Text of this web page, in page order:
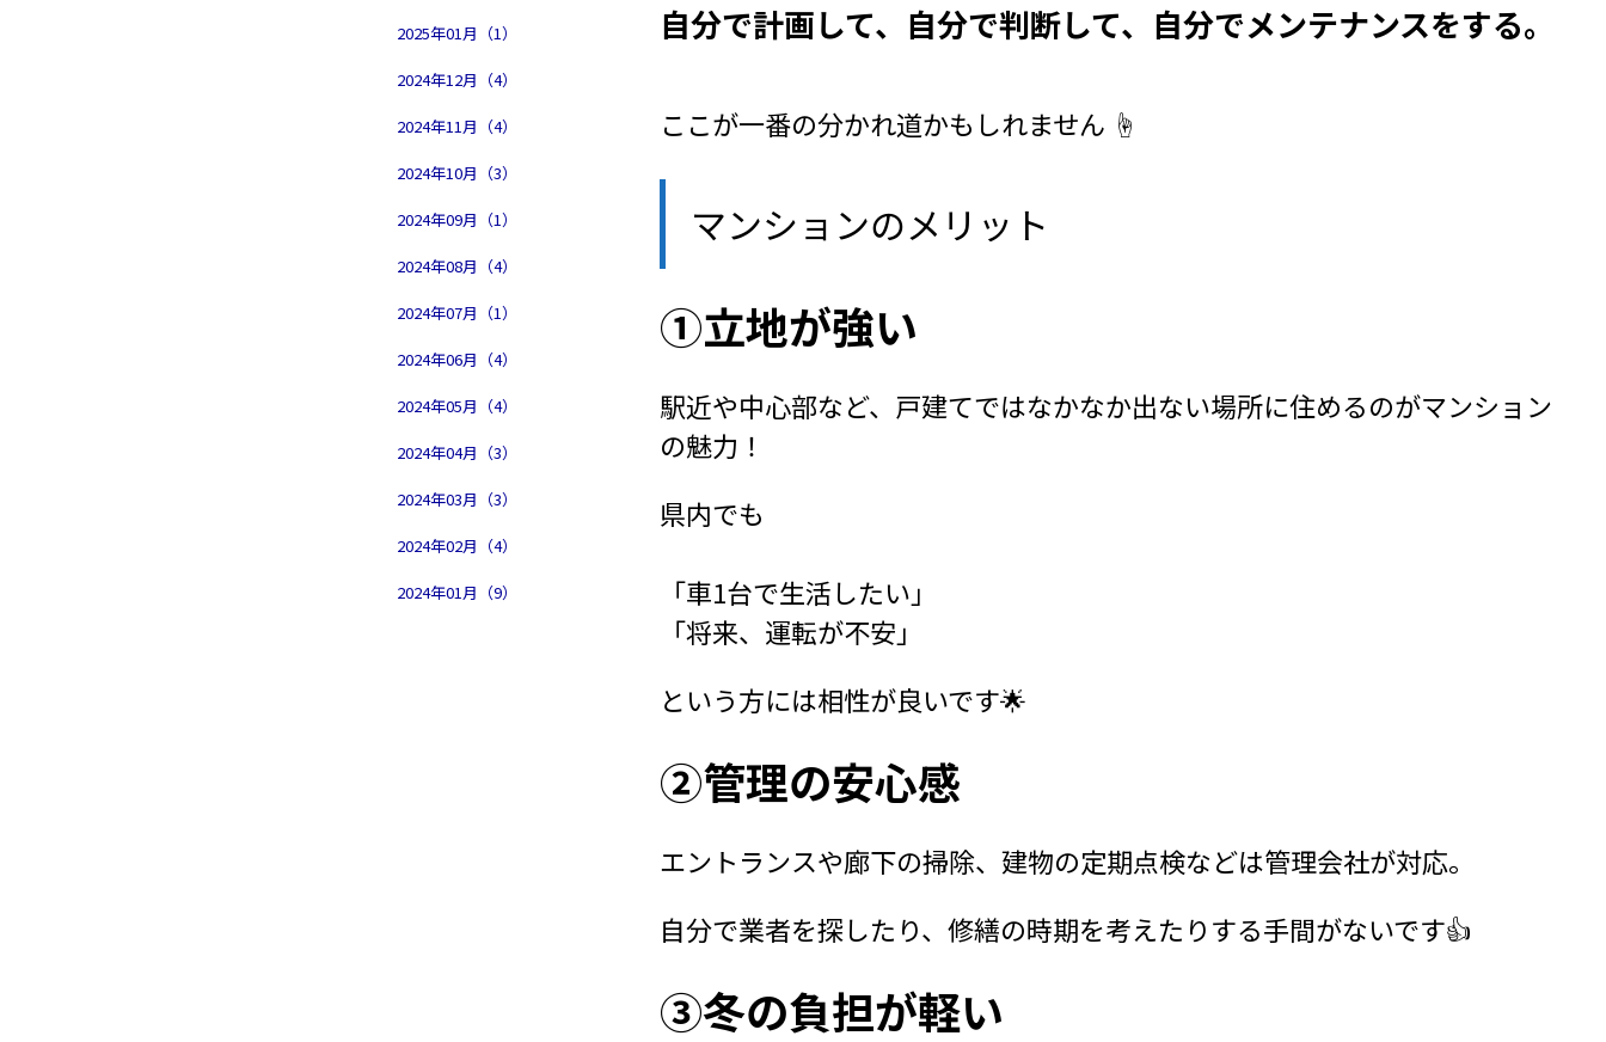
2025年01月（1）
2024年12月（4）
2024年11月（4）
2024年10月（3）
2024年09月（1）
2024年08月（4）
2024年07月（1）
2024年06月（4）
2024年05月（4）
2024年04月（3）
2024年03月（3）
2024年02月（4）
2024年01月（9）
自分で計画して、自分で判断して、自分でメンテナンスをする。
ここが一番の分かれ道かもしれません ☝️
マンションのメリット
①立地が強い
駅近や中心部など、戸建てではなかなか出ない場所に住めるのがマンション
の魅力！
県内でも
「車1台で生活したい」
「将来、運転が不安」
という方には相性が良いです🌟
②管理の安心感
エントランスや廊下の掃除、建物の定期点検などは管理会社が対応。
自分で業者を探したり、修繕の時期を考えたりする手間がないです👍
③冬の負担が軽い